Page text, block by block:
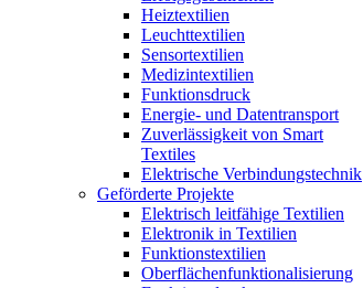
Heiztextilien
Leuchttextilien
Sensortextilien
Medizintextilien
Funktionsdruck
Energie- und Datentransport
Zuverlässigkeit von Smart
Textiles
Elektrische Verbindungstechnik
Geförderte Projekte
Elektrisch leitfähige Textilien
Elektronik in Textilien
Funktionstextilien
Oberflächenfunktionalisierung